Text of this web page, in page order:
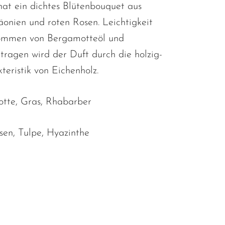
ein dichtes Blütenbouquet aus
und roten Rosen. Leichtigkeit
von Bergamotteöl und
wird der Duft durch die holzig-
von Eichenholz.
Gras, Rhabarber
Tulpe, Hyazinthe